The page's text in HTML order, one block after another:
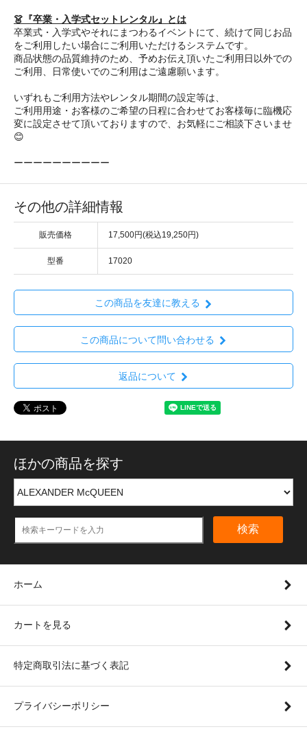
👗『卒業・入学式セットレンタル』とは
卒業式・入学式やそれにまつわるイベントにて、続けて同じお品
をご利用したい場合にご利用いただけるシステムです。
商品状態の品質維持のため、予めお伝え頂いたご利用日以外での
ご利用、日常使いでのご利用はご遠慮願います。
いずれもご利用方法やレンタル期間の設定等は、
ご利用用途・お客様のご希望の日程に合わせてお客様毎に臨機応
変に設定させて頂いておりますので、お気軽にご相談下さいませ
😊
ーーーーーーーーーー
その他の詳細情報
販売価格 17,500円(税込19,250円)
型番 17020
この商品を友達に教える
この商品について問い合わせる
返品について
ほかの商品を探す
検索
ホーム
カートを見る
特定商取引法に基づく表記
プライバシーポリシー